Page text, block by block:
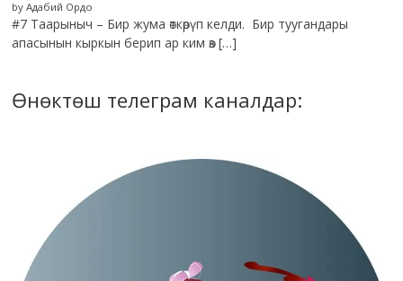
by Адабий Ордо
#7 Таарыныч – Бир жума өткөрүп келди. Бир туугандары
апасынын кыркын берип ар ким өз […]
Өнөктөш телеграм каналдар: